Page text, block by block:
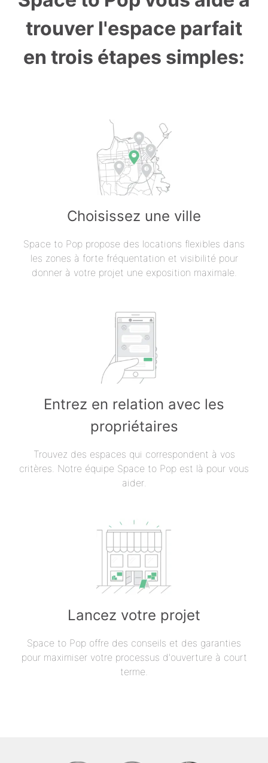
trouver l'espace parfait
en trois étapes simples:
Choisissez une ville
Space to Pop propose des locations flexibles dans
les zones à forte fréquentation et visibilité pour
donner à votre projet une exposition maximale.
Entrez en relation avec les
propriétaires
Trouvez des espaces qui correspondent à vos
critères. Notre équipe Space to Pop est là pour vous
aider.
Lancez votre projet
Space to Pop offre des conseils et des garanties
pour maximiser votre processus d'ouverture à court
terme.